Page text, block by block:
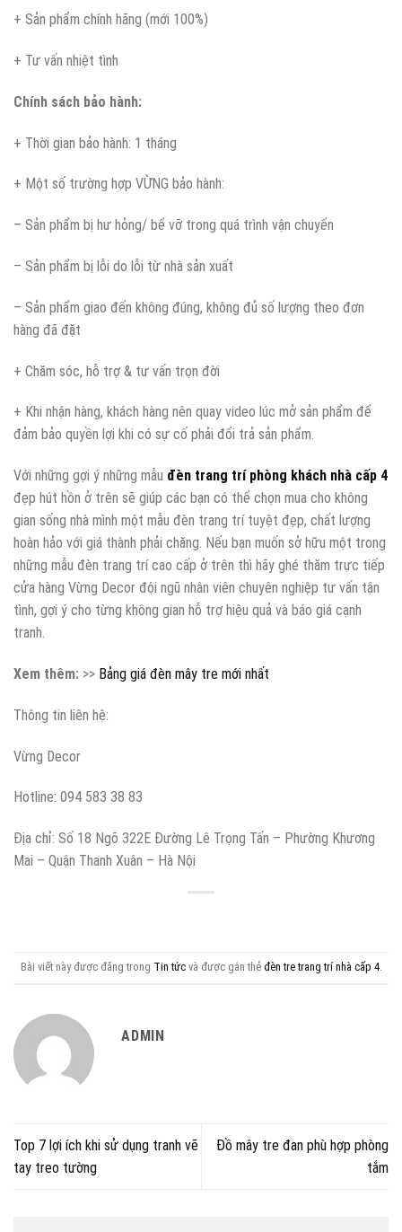
+ Sản phẩm chính hãng (mới 100%)
+ Tư vấn nhiệt tình
Chính sách bảo hành:
+ Thời gian bảo hành: 1 tháng
+ Một số trường hợp VỪNG bảo hành:
– Sản phẩm bị hư hỏng/ bể vỡ trong quá trình vận chuyển
– Sản phẩm bị lỗi do lỗi từ nhà sản xuất
– Sản phẩm giao đến không đúng, không đủ số lượng theo đơn
hàng đã đặt
+ Chăm sóc, hỗ trợ & tư vấn trọn đời
+ Khi nhận hàng, khách hàng nên quay video lúc mở sản phẩm để
đảm bảo quyền lợi khi có sự cố phải đổi trả sản phẩm.
Với những gợi ý những mẫu đèn trang trí phòng khách nhà cấp 4
đẹp hút hồn ở trên sẽ giúp các bạn có thể chọn mua cho không
gian sống nhà mình một mẫu đèn trang trí tuyệt đẹp, chất lượng
hoàn hảo với giá thành phải chăng. Nếu bạn muốn sở hữu một trong
những mẫu đèn trang trí cao cấp ở trên thì hãy ghé thăm trực tiếp
cửa hàng Vừng Decor đội ngũ nhân viên chuyên nghiệp tư vấn tận
tình, gợi ý cho từng không gian hỗ trợ hiệu quả và báo giá cạnh
tranh.
Xem thêm: >> Bảng giá đèn mây tre mới nhất
Thông tin liên hệ:
Vừng Decor
Hotline: 094 583 38 83
Địa chỉ: Số 18 Ngõ 322E Đường Lê Trọng Tấn – Phường Khương
Mai – Quận Thanh Xuân – Hà Nội
Bài viết này được đăng trong Tin tứcvà được gắn thẻ đèn tre trang trí nhà cấp 4.
ADMIN
Top 7 lợi ích khi sử dụng tranh vẽ
tay treo tường
Đồ mây tre đan phù hợp phòng
tắm